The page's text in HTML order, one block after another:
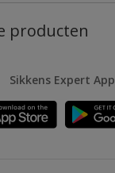
producten
Sikkens Expert App